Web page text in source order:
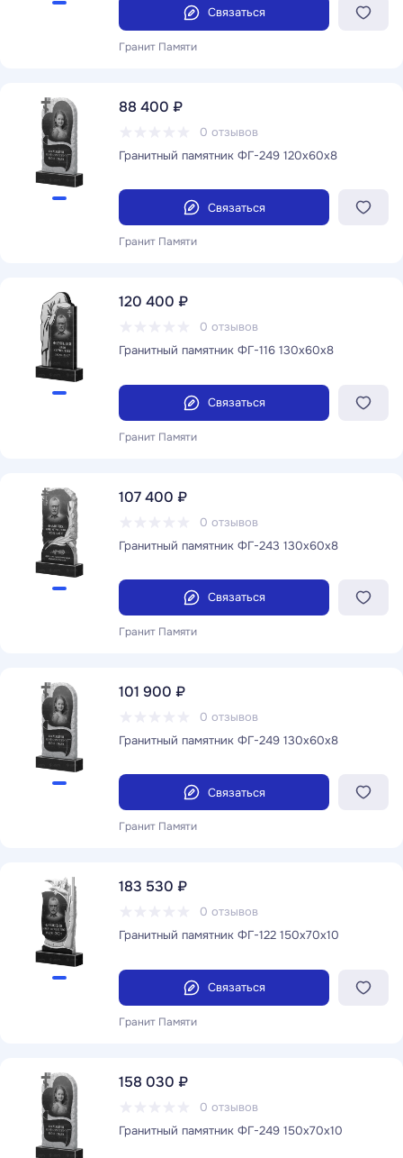
Связаться
Гранит Памяти
88 400 ₽
0 отзывов
Гранитный памятник ФГ-249 120x60x8
Связаться
Гранит Памяти
120 400 ₽
0 отзывов
Гранитный памятник ФГ-116 130x60x8
Связаться
Гранит Памяти
107 400 ₽
0 отзывов
Гранитный памятник ФГ-243 130x60x8
Связаться
Гранит Памяти
101 900 ₽
0 отзывов
Гранитный памятник ФГ-249 130x60x8
Связаться
Гранит Памяти
183 530 ₽
0 отзывов
Гранитный памятник ФГ-122 150x70x10
Связаться
Гранит Памяти
158 030 ₽
0 отзывов
Гранитный памятник ФГ-249 150x70x10